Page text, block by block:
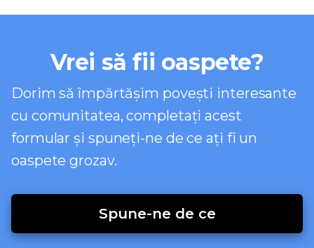
Vrei să fii oaspete?
Dorim să împărtășim povești interesante
cu comunitatea, completați acest
formular și spuneți-ne de ce ați fi un
oaspete grozav.
Spune-ne de ce